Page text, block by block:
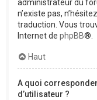
administrateur du
n’existe pas,
traduction. Vous
Internet de phpBB®.
Haut
A quoi
d’utilisateur ?